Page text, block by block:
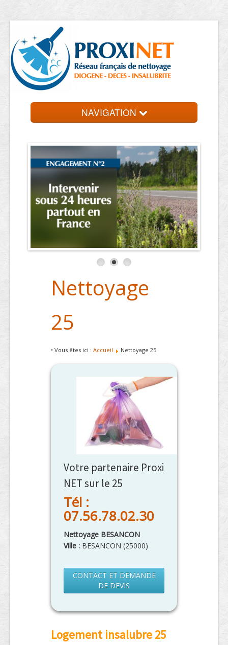
NAVIGATION
Trouver un professionnel
Contact et devis
Nettoyage
25
• Vous êtes ici : Accueil Nettoyage 25
Votre partenaire Proxi
NET sur le 25
Tél :
07.56.78.02.30
Nettoyage BESANCON
Ville : BESANCON (25000)
CONTACT ET DEMANDE
DE DEVIS
Logement insalubre 25